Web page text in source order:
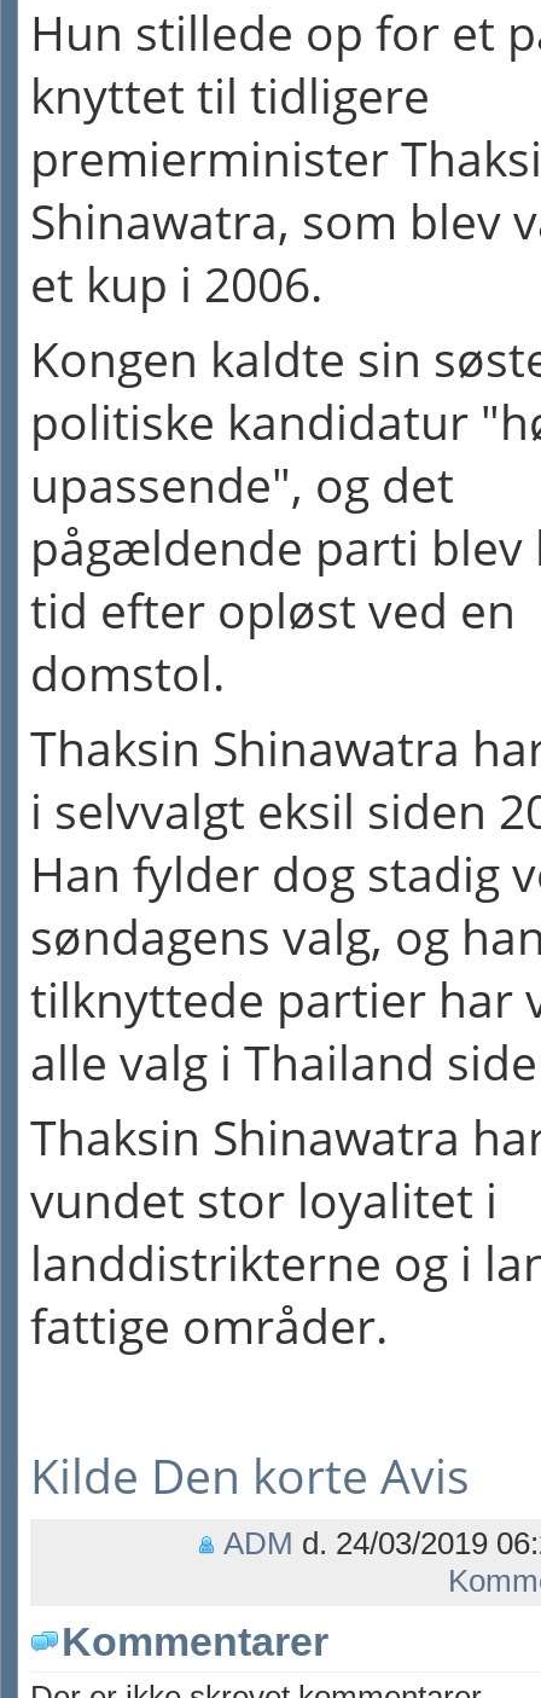
Hun stillede op for et
knyttet til tidligere
premierminister
Shinawatra, som blev
et kup i 2006.
Kongen kaldte sin
politiske kandidatur
upassende", og det
pågældende parti blev
tid efter opløst ved en
domstol.
Thaksin Shinawatra
i selvvalgt eksil siden
Han fylder dog stadig
søndagens valg, og
tilknyttede partier har
alle valg i Thailand
Thaksin Shinawatra
vundet stor loyalitet i
landdistrikterne og i
fattige områder.
Kilde Den korte Avis
ADM d. 24/03/2019
Kommentarer